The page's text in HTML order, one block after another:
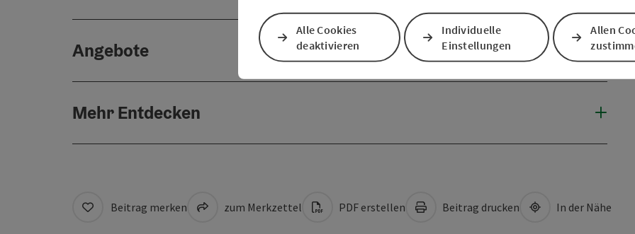
Angebote
Mehr Entdecken
Beitrag merken zum Merkzettel PDF erstellen Beitrag drucken In der Nähe
Alle Cookies
deaktivieren
Individuelle
Einstellungen
Allen